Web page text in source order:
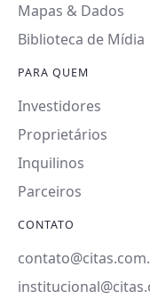
Mapas & Dados
Biblioteca de Mídia
PARA QUEM
Investidores
Proprietários
Inquilinos
Parceiros
CONTATO